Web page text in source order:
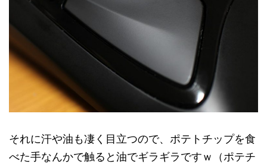
それに汗や油も凄く目立つので、ポテトチップを食
べた手なんかで触ると油でギラギラですｗ（ポテチ